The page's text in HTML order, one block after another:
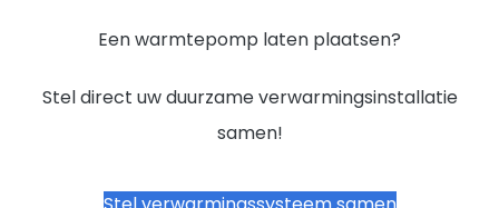
Een warmtepomp laten plaatsen?
Stel direct uw duurzame verwarmingsinstallatie
samen!